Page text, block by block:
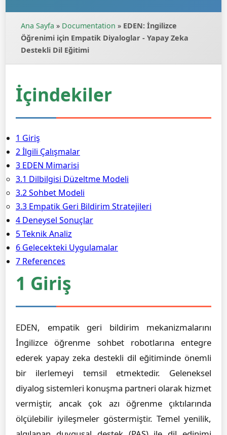
Ana Sayfa » Documentation » EDEN: İngilizce
Öğrenimi için Empatik Diyaloglar - Yapay Zeka
Destekli Dil Eğitimi
İçindekiler
1 Giriş
2 İlgili Çalışmalar
3 EDEN Mimarisi
3.1 Dilbilgisi Düzeltme Modeli
3.2 Sohbet Modeli
3.3 Empatik Geri Bildirim Stratejileri
4 Deneysel Sonuçlar
5 Teknik Analiz
6 Gelecekteki Uygulamalar
7 References
1 Giriş
EDEN, empatik geri bildirim mekanizmalarını
İngilizce öğrenme sohbet robotlarına entegre
ederek yapay zeka destekli dil eğitiminde önemli
bir ilerlemeyi temsil etmektedir. Geleneksel
diyalog sistemleri konuşma partneri olarak hizmet
vermiştir, ancak çok azı öğrenme çıktılarında
ölçülebilir iyileşmeler göstermiştir. Temel yenilik,